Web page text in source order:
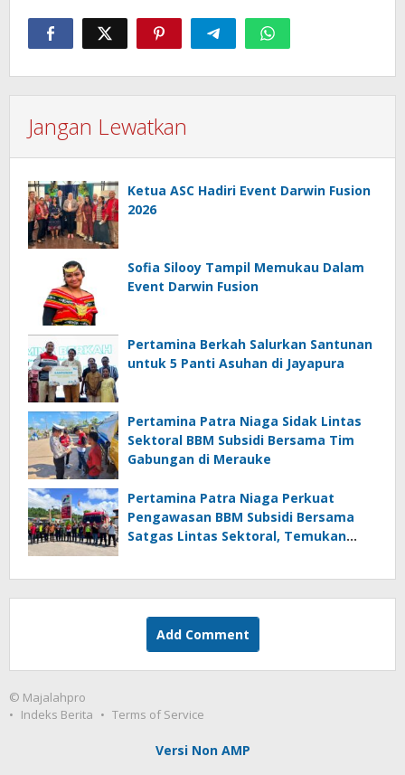
Jangan Lewatkan
Ketua ASC Hadiri Event Darwin Fusion
2026
Sofia Silooy Tampil Memukau Dalam
Event Darwin Fusion
Pertamina Berkah Salurkan Santunan
untuk 5 Panti Asuhan di Jayapura
Pertamina Patra Niaga Sidak Lintas
Sektoral BBM Subsidi Bersama Tim
Gabungan di Merauke
Pertamina Patra Niaga Perkuat
Pengawasan BBM Subsidi Bersama
Satgas Lintas Sektoral, Temukan
Add Comment
© Majalahpro
Indeks Berita
Terms of Service
Versi Non AMP